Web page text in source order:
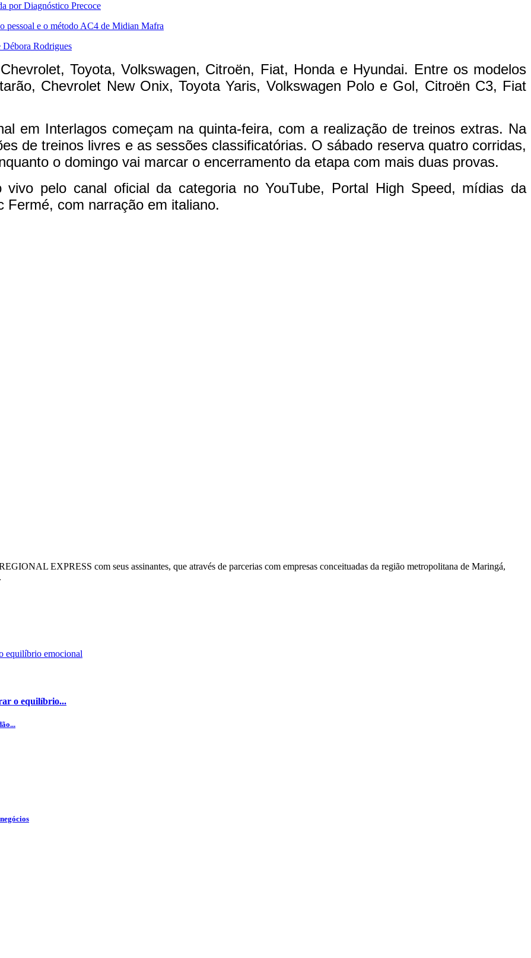
por Diagnóstico Precoce
pessoal e o método AC4 de Midian Mafra
Débora Rodrigues
Toyota, Volkswagen, Citroën, Fiat, Honda e Hyundai. Entre os modelos
Chevrolet New Onix, Toyota Yaris, Volkswagen Polo e Gol, Citroën C3, Fiat
em Interlagos começam na quinta-feira, com a realização de treinos extras. Na
de treinos livres e as sessões classificatórias. O sábado reserva quatro corridas,
o domingo vai marcar o encerramento da etapa com mais duas provas.
pelo canal oficial da categoria no YouTube, Portal High Speed, mídias da
Fermé, com narração em italiano.
EXPRESS com seus assinantes, que através de parcerias com empresas conceituadas da região metropolitana de Maringá,
o equilíbrio...